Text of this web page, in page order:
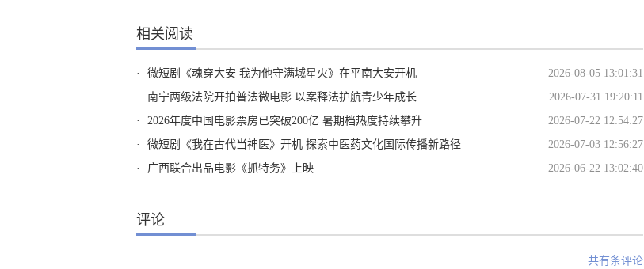
相关阅读
· 微短剧《魂穿大安 我为他守满城星火》在平南大安开机
2026-08-05 13:01:31
·
南宁两级法院开拍普法微电影 以案释法护航青少年成长
2026-07-31 19:20:11
·
2026年度中国电影票房已突破200亿 暑期档热度持续攀升
2026-07-22 12:54:27
·
微短剧《我在古代当神医》开机 探索中医药文化国际传播新路径
2026-07-03 12:56:27
·
广西联合出品电影《抓特务》上映 2026-06-22 13:02:40
评论
共有条评论